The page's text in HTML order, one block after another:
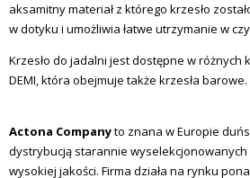
aksamitny materiał z którego krzesło
w dotyku i umożliwia łatwe utrzymanie w
Krzesło do jadalni jest dostępne w różnych
DEMI, która obejmuje także krzesła barowe.
Actona Companyto znana w Europie
dystrybucją starannie
wysokiej jakości. Firma działa na rynku